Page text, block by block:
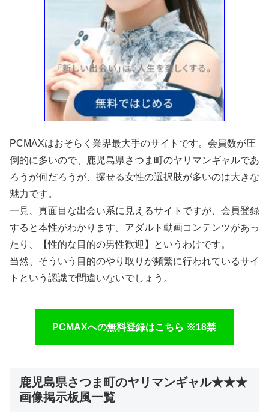
PCMAXはおそらく業界最大手のサイトです。会員数が圧
倒的に多いので、鹿児島県さつま町のヤリマンギャルであ
ろうが何だろうが、探せる女性の選択肢が多いのは大きな
魅力です。
一見、真面目な出会い系に見えるサイトですが、会員登録
すると本性がわかります。アダルト動画コンテンツがあっ
たり、【性的な目的の男性歓迎】というわけです。
当然、そういう目的のやり取りが頻繁に行われているサイ
トという認識で間違いないでしょう。
PCMAXへの無料登録はこちら ※18禁
鹿児島県さつま町のヤリマンギャル★★★
画像掲示板風一覧